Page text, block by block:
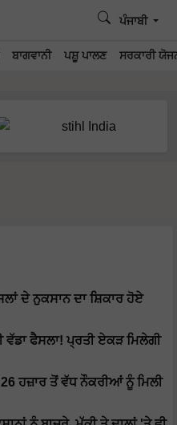
ਬਾਗਵਾਨੀ ਪਸ਼ੂ ਪਾਲਣ ਸਰਕਾਰੀ
ਪੰਜਾਬੀ
ਦੇ ਨੁਕਸਾਨ ਦਾ ਸ਼ਿਕਾਰ ਹੋਏ
ਫੈਸਲਾ! ਪ੍ਰਤੀ ਏਕੜ ਮਿਲੇਗੀ
ਹਜ਼ਾਰ ਤੋਂ ਵੱਧ ਨੌਕਰੀਆਂ ਨੂੰ ਮਿਲੀ